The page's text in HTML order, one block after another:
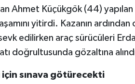
Ahmet Küçükgök (44)
yitirdi. Kazanın ardından
edilirken araç sürücüleri
doğrultusunda gözaltına
için sınava götürecekti